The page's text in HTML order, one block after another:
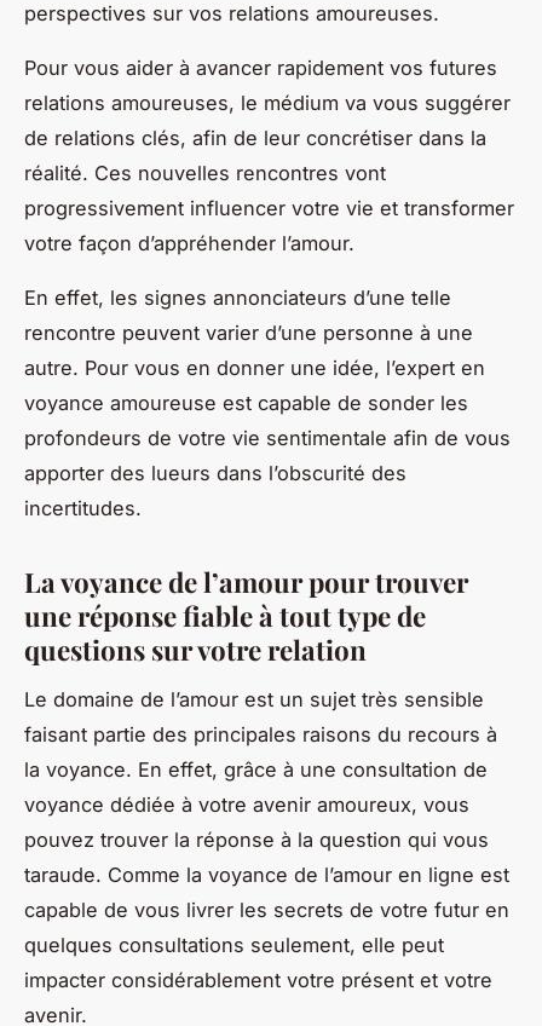
perspectives sur vos relations amoureuses.
Pour vous aider à avancer rapidement vos futures
relations amoureuses, le médium va vous suggérer
de relations clés, afin de leur concrétiser dans la
réalité. Ces nouvelles rencontres vont
progressivement influencer votre vie et transformer
votre façon d’appréhender l’amour.
En effet, les signes annonciateurs d’une telle
rencontre peuvent varier d’une personne à une
autre. Pour vous en donner une idée, l’expert en
voyance amoureuse est capable de sonder les
profondeurs de votre vie sentimentale afin de vous
apporter des lueurs dans l’obscurité des
incertitudes.
La voyance de l’amour pour trouver
une réponse fiable à tout type de
questions sur votre relation
Le domaine de l’amour est un sujet très sensible
faisant partie des principales raisons du recours à
la voyance. En effet, grâce à une consultation de
voyance dédiée à votre avenir amoureux, vous
pouvez trouver la réponse à la question qui vous
taraude. Comme la voyance de l’amour en ligne est
capable de vous livrer les secrets de votre futur en
quelques consultations seulement, elle peut
impacter considérablement votre présent et votre
avenir.